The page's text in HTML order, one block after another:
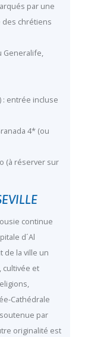
par une
des chrétiens
Generalife,
: entrée incluse
4* (ou
(à réserver sur
continue
d´Al
de la ville un
cultivée et
Cathédrale
par
originalité est